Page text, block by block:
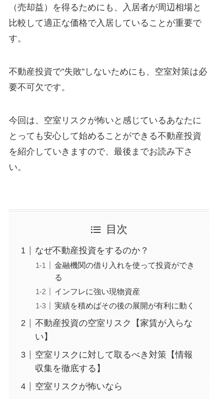
（売却益）を得るためにも、入居者が周辺相場と
比較して適正な価格で入居していることが重要で
す。
不動産投資で”失敗”しないためにも、空室対策は必
要不可欠です。
今回は、空室リスクが怖いと感じているあなたに
とっても安心して始めることができる不動産投資
を紹介していきますので、最後までお読み下さ
い。
目次
なぜ不動産投資をするのか？
金融機関の借り入れを使って投資ができ
る
インフレに強い現物資産
実績を積めばその後の展開が有利に動く
不動産投資の空室リスク【家賃が入らな
い】
空室リスクに対して取るべき対策【情報
収集を徹底する】
空室リスクが怖いなら